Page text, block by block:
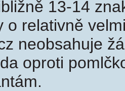
13-14
o relativně
neobsahuje
oproti